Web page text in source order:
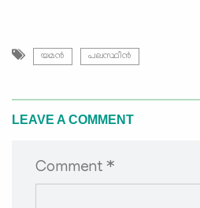
യമൻ പലസ്ഥീൻ
LEAVE A COMMENT
Comment *